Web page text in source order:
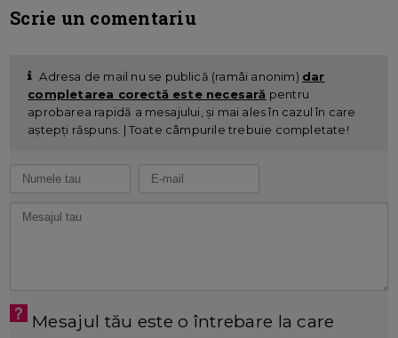
Scrie un comentariu
Adresa de mail nu se publică (ramâi anonim) dar
completarea corectă este necesară pentru
aprobarea rapidă a mesajului, și mai ales în cazul în care
aștepți răspuns. | Toate câmpurile trebuie completate!
Mesajul tău este o întrebare la care